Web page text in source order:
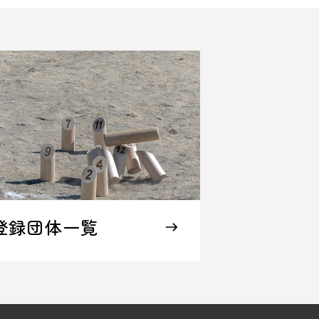
録団体一覧